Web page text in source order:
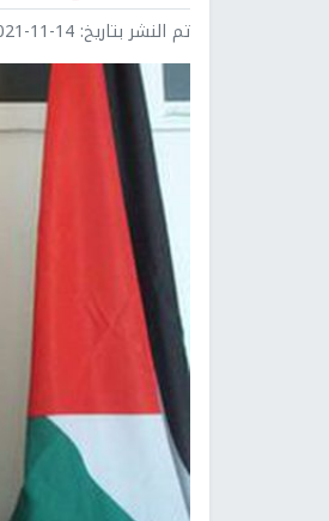
تم النشر بتاريخ: 11-14 15:03